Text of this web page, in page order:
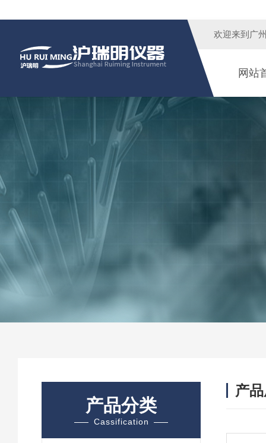
欢迎来到广
网站
产品分类
Cassification
产